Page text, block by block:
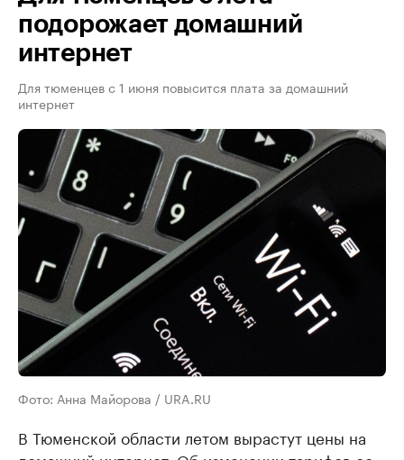
подорожает домашний
интернет
Для тюменцев с 1 июня повысится плата за домашний
интернет
Фото: Анна Майорова / URA.RU
В Тюменской области летом вырастут цены на